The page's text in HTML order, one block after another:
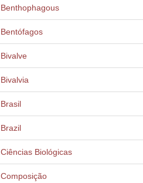
Benthophagous
Bentófagos
Bivalve
Bivalvia
Brasil
Brazil
Ciências Biológicas
Composição